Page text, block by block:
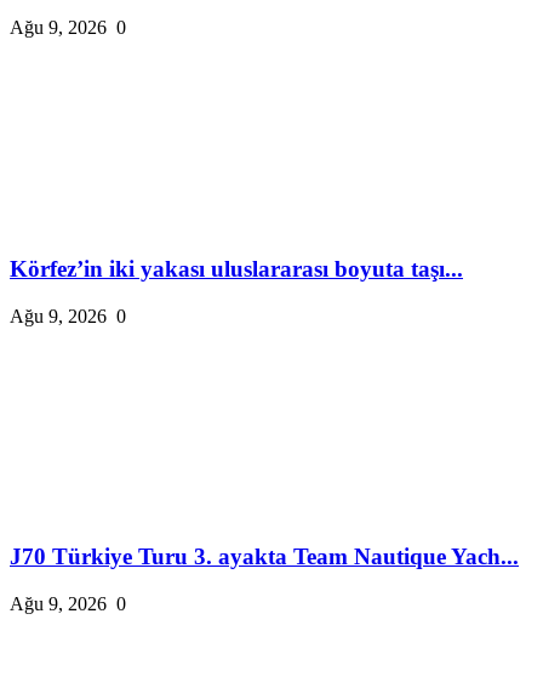
Ağu 9, 2026 0
Körfez’in iki yakası uluslararası boyuta taşı...
Ağu 9, 2026 0
J70 Türkiye Turu 3. ayakta Team Nautique Yach...
Ağu 9, 2026 0